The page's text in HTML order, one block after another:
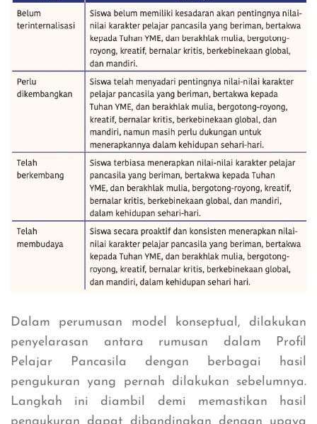
Dalam perumusan model konseptual, dilakukan
penyelarasan antara rumusan dalam Profil
Pelajar Pancasila dengan berbagai hasil
pengukuran yang pernah dilakukan sebelumnya.
Langkah ini diambil demi memastikan hasil